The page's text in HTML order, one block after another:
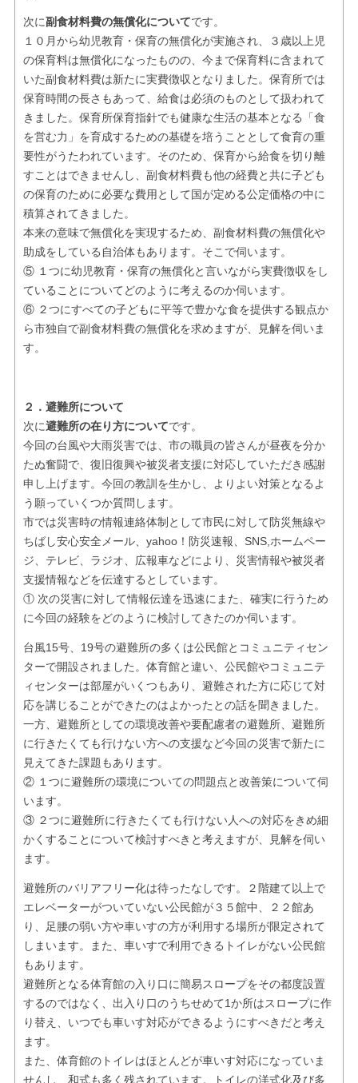
次に副食材料費の無償化についてです。
１０月から幼児教育・保育の無償化が実施され、３歳以上児
の保育料は無償化になったものの、今まで保育料に含まれて
いた副食材料費は新たに実費徴収となりました。保育所では
保育時間の長さもあって、給食は必須のものとして扱われて
きました。保育所保育指針でも健康な生活の基本となる「食
を営む力」を育成するための基礎を培うこととして食育の重
要性がうたわれています。そのため、保育から給食を切り離
すことはできませんし、副食材料費も他の経費と共に子ども
の保育のために必要な費用として国が定める公定価格の中に
積算されてきました。
本来の意味で無償化を実現するため、副食材料費の無償化や
助成をしている自治体もあります。そこで伺います。
⑤ １つに幼児教育・保育の無償化と言いながら実費徴収をし
ていることについてどのように考えるのか伺います。
⑥ ２つにすべての子どもに平等で豊かな食を提供する観点か
ら市独自で副食材料費の無償化を求めますが、見解を伺いま
す。
２．避難所について
次に避難所の在り方についてです。
今回の台風や大雨災害では、市の職員の皆さんが昼夜を分か
たぬ奮闘で、復旧復興や被災者支援に対応していただき感謝
申し上げます。今回の教訓を生かし、よりよい対策となるよ
う願っていくつか質問します。
市では災害時の情報連絡体制として市民に対して防災無線や
ちばし安心安全メール、yahoo！防災速報、SNS,ホームペー
ジ、テレビ、ラジオ、広報車などにより、災害情報や被災者
支援情報などを伝達するとしています。
① 次の災害に対して情報伝達を迅速にまた、確実に行うため
に今回の経験をどのように検討してきたのか伺います。
台風15号、19号の避難所の多くは公民館とコミュニティセン
ターで開設されました。体育館と違い、公民館やコミュニテ
ィセンターは部屋がいくつもあり、避難された方に応じて対
応を講じることができたのはよかったとの話を聞きました。
一方、避難所としての環境改善や要配慮者の避難所、避難所
に行きたくても行けない方への支援など今回の災害で新たに
見えてきた課題もあります。
② １つに避難所の環境についての問題点と改善策について伺
います。
③ ２つに避難所に行きたくても行けない人への対応をきめ細
かくすることについて検討すべきと考えますが、見解を伺い
ます。
避難所のバリアフリー化は待ったなしです。２階建て以上で
エレベーターがついていない公民館が３５館中、２２館あ
り、足腰の弱い方や車いすの方が利用する場所が限定されて
しまいます。また、車いすで利用できるトイレがない公民館
もあります。
避難所となる体育館の入り口に簡易スロープをその都度設置
するのではなく、出入り口のうちせめて1か所はスロープに作
り替え、いつでも車いす対応ができるようにすべきだと考え
ます。
また、体育館のトイレはほとんどが車いす対応になっていま
せんし、和式も多く残されています。トイレの洋式化及び多